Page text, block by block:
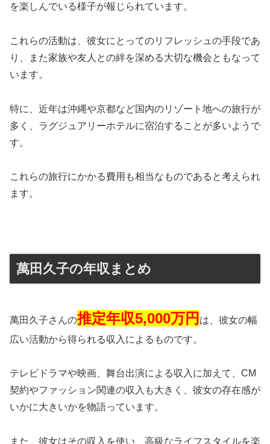
を楽しんでいる様子が報じられています。
これらの活動は、彼女にとってのリフレッシュの手段であ
り、また家族や友人との絆を深める大切な機会ともなって
います。
特に、近年は沖縄や京都など国内のリゾート地への旅行が
多く、ラグジュアリーホテルに宿泊することが多いようで
す。
これらの旅行にかかる費用も相当なものであると考えられ
ます。
萬田久子の年収まとめ
萬田久子さんの推定年収5,000万円 は、彼女の幅
広い活動から得られる収入によるものです。
テレビドラマや映画、舞台出演による収入に加えて、CM
契約やファッション関連の収入も大きく、彼女の存在感が
いかに大きいかを物語っています。
また、彼女はその収入を使い、高級なライフスタイルを楽